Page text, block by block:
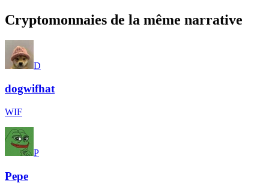
Cryptomonnaies de la même narrative
D
dogwifhat
WIF
P
Pepe